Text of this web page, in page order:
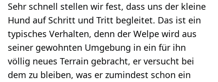
Sehr schnell stellen wir fest, dass uns der kleine
Hund auf Schritt und Tritt begleitet. Das ist ein
typisches Verhalten, denn der Welpe wird aus
seiner gewohnten Umgebung in ein für ihn
völlig neues Terrain gebracht, er versucht bei
dem zu bleiben, was er zumindest schon ein